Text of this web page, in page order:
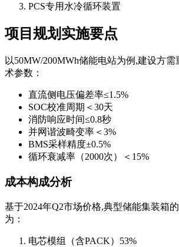
PCS专用水冷循环装置
项目规划实施要点
以50MW/200MWh储能电站为例,建设方
术参数：
直流侧电压偏差率≤1.5%
SOC校准周期＜30天
消防响应时间≤0.8秒
并网谐波畸变率＜3%
BMS采样精度±0.5%
循环衰减率（2000次）＜15%
成本构成分析
基于2024年Q2市场价格,典型储能集装箱
为：
电芯模组（含PACK）53%